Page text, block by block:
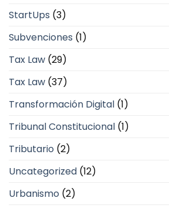
StartUps (3)
Subvenciones (1)
Tax Law (29)
Tax Law (37)
Transformación Digital (1)
Tribunal Constitucional (1)
Tributario (2)
Uncategorized (12)
Urbanismo (2)